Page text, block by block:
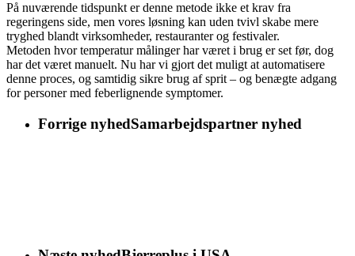
På nuværende tidspunkt er denne metode ikke et krav fra
regeringens side, men vores løsning kan uden tvivl skabe mere
tryghed blandt virksomheder, restauranter og festivaler.
Metoden hvor temperatur målinger har været i brug er set før, dog
har det været manuelt. Nu har vi gjort det muligt at automatisere
denne proces, og samtidig sikre brug af sprit – og benægte adgang
for personer med feberlignende symptomer.
Forrige nyhedSamarbejdspartner nyhed